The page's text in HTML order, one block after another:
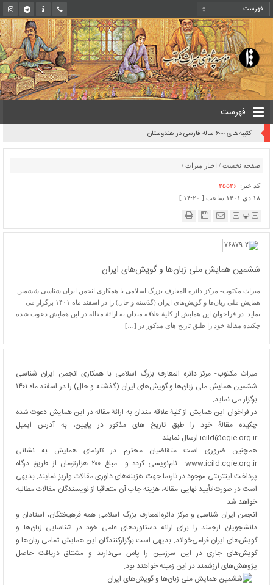
فهرست
کتیبه‌های ۶۰۰ ساله فارسی در هندوستان
صفحه نخست / اخبار میراث /
کد خبر: ۲۵۵۲۶
۱۸ دی ۱۴۰۱ ساعت [ ۱۴:۲۰ ]
پ
ششمین همایش ملی زبان‌ها و گویش‌های ایران
میراث مکتوب- مرکز دائره المعارف بزرگ اسلامی با همکاری انجمن ایران شناسی ششمین
همایش ملی زبان‌ها و گویش‌های ایران (گذشته و حال) را در اسفند ماه ۱۴۰۱ برگزار می
نماید. در فراخوان این همایش از کلیۀ علاقه مندان به ارائۀ مقاله در این همایش دعوت شده
چکیده مقالۀ خود را طبق تاریخ های مذکور در […]
میراث مکتوب- مرکز دائره المعارف بزرگ اسلامی با همکاری انجمن ایران شناسی
ششمین همایش ملی زبان‌ها و گویش‌های ایران (گذشته و حال) را در اسفند ماه ۱۴۰۱
برگزار می نماید.
در فراخوان این همایش از کلیۀ علاقه مندان به ارائۀ مقاله در این همایش دعوت شده
چکیده مقالۀ خود را طبق تاریخ های مذکور در پایین، به آدرس ایمیل
icild@cgie.org.ir ارسال نمایند.
همچنین ضروری است متقاضیان محترم در تارنمای همایش به نشانی
www.icild.cgie.org.ir
نام‌نویسی کرده و مبلغ ۲۰۰ هزارتومان از طریق درگاه
پرداخت اینترنتی موجود در تارنما جهت هزینه‌های داوری مقالات واریز نمایند. بدیهی
است در صورت تأیید نهایی مقاله، هزینه چاپ آن متعاقبا از نویسندگان مقالات مطالبه
خواهد شد.
انجمن ایران شناسی و مرکز دائره‌المعارف بزرگ اسلامی همه فرهیختگان، استادان و
دانشجویان ارجمند را برای ارائه دستاوردهای علمی خود در شناسایی زبان‌ها و
گویش‌های ایران فر‌امی‌خواند. بدیهی است برگزارکنندگان این همایش تمامی زبان‌ها و
گویش‌های جاری در این سرزمین را پاس می‌دارند و مشتاق دریافت حاصل
پژوهش‌های ارزشمند در این زمینه خواهند بود.